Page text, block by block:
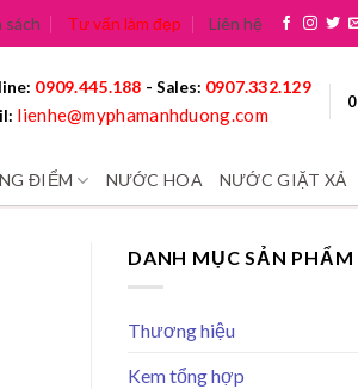
sách Tư vấn làm đẹp Liên hệ
0909.445.188 - Sales: 0907.332.129
lienhe@myphamanhduong.com
0
ĐIỂM NƯỚC HOA NƯỚC GIẶT XẢ
DANH MỤC SẢN PHẨM
Thương hiệu
Kem tổng hợp